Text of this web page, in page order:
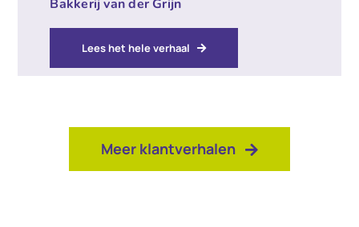
Bakkerij van der Grijn
Lees het hele verhaal
Meer klantverhalen